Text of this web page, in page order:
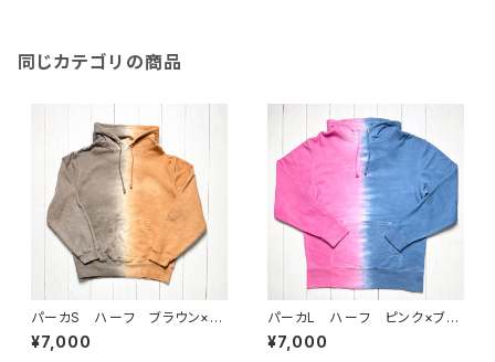
同じカテゴリの商品
パーカS ハーフ ブラウン×ア
プリコット
¥7,000
パーカL ハーフ ピンク×ブル
ー
¥7,000